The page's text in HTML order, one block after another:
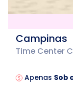
Campinas
Time Center
Apenas Sob